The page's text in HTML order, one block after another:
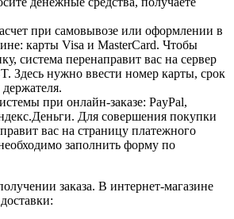
при самовывозе или оформлении в
карты Visa и MasterCard. Чтобы
система перенаправит вас на сервер
Здесь нужно ввести номер карты, срок
при онлайн-заказе: PayPal,
Для совершения покупки
вас на страницу платежного
заполнить форму по
заказа. В интернет-магазине